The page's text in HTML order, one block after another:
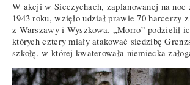
W akcji w Sieczychach, zaplanowanej na noc
1943 roku, wzięło udział prawie 70 harcerzy
z Warszawy i Wyszkowa. „Morro” podzielił
których cztery miały atakować siedzibę
szkołę, w której kwaterowała niemiecka